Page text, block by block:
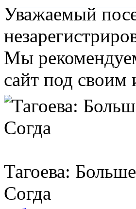
Уважаемый
Мы
сайт под своим
Тагоева:
Согда